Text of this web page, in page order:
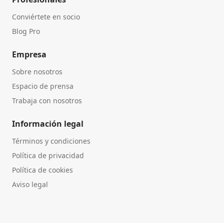
Conviértete en socio
Blog Pro
Empresa
Sobre nosotros
Espacio de prensa
Trabaja con nosotros
Información legal
Términos y condiciones
Política de privacidad
Política de cookies
Aviso legal